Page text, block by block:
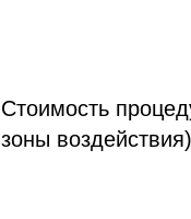
Стоимость
зоны